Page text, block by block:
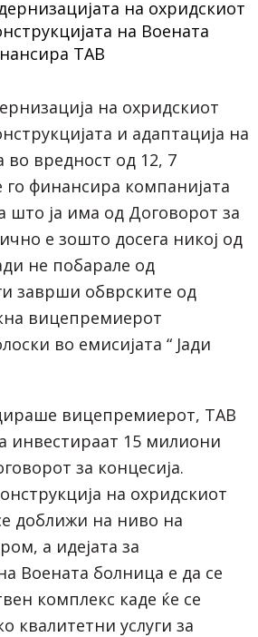
на охридскиот
и адаптација на
во вредност од 12, 7
финансира компанијата
што ја има од Договорот за
е зошто досега никој од
не побарале од
заврши обврските од
вицепремиерот
во емисијата “ Јади
вицепремиерот, ТАВ
инвестираат 15 милиони
за концесија.
на охридскиот
доближи на ниво на
а идејата за
Воената болница е да се
комплекс каде ќе се
квалитетни услуги за